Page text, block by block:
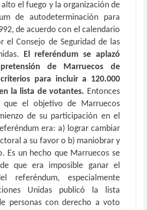
el fuego y la organización de
de autodeterminación para
de acuerdo con el calendario
el Consejo de Seguridad de las
El referéndum se aplazó
de Marruecos de
para incluir a 120.000
la lista de votantes. Entonces
que el objetivo de Marruecos
de su participación en el
era: a) lograr cambiar
a su favor o b) maniobrar y
Es un hecho que Marruecos se
que era imposible ganar el
referéndum, especialmente
Unidas publicó la lista
personas con derecho a voto